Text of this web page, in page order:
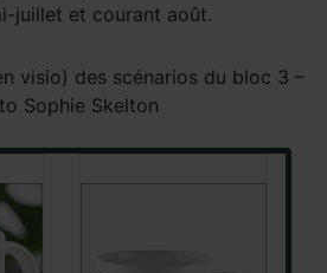
juillet et courant août.
visio) des scénarios du bloc 3 –
Sophie Skelton